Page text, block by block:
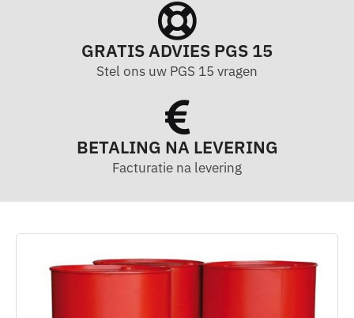
GRATIS ADVIES PGS 15
Stel ons uw PGS 15 vragen
BETALING NA LEVERING
Facturatie na levering